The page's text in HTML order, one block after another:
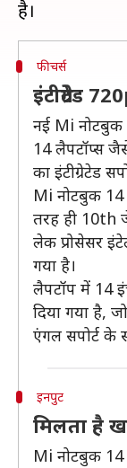
फीचर्स
इंटीग्रेटेड
नई Mi नोटबुक
14 लैपटॉप्स
का इंटीग्रेटेड
Mi नोटबुक
तरह ही 10th
लेक प्रोसेसर
गया है।
लैपटॉप में 14
दिया गया है,
एंगल सपोर्ट के
इनपुट
मिलता है
Mi नोटबुक